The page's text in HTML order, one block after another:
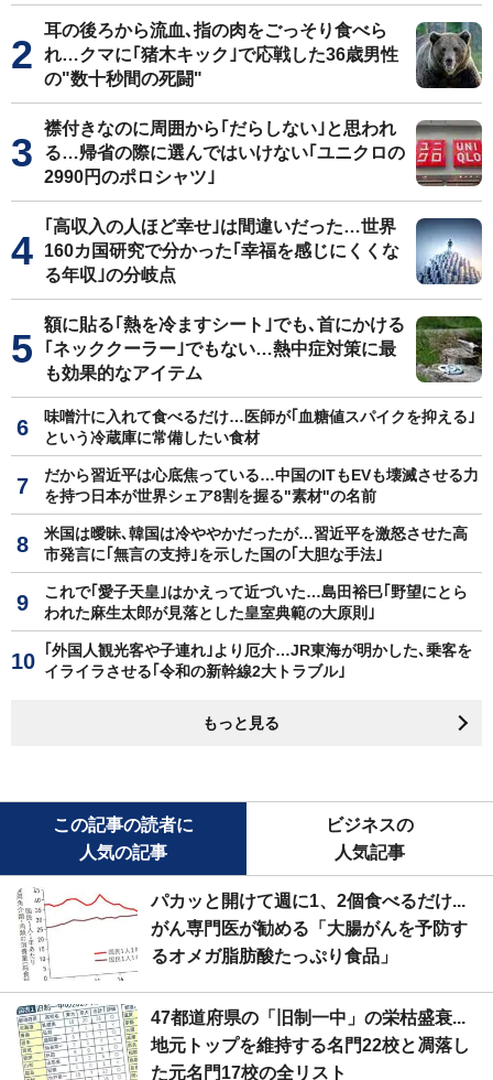
耳の後ろから流血､指の肉をごっそり食べら
れ…クマに｢猪木キック｣で応戦した36歳男性
の"数十秒間の死闘"
襟付きなのに周囲から｢だらしない｣と思われ
る…帰省の際に選んではいけない｢ユニクロの
2990円のポロシャツ｣
｢高収入の人ほど幸せ｣は間違いだった…世界
160カ国研究で分かった｢幸福を感じにくくな
る年収｣の分岐点
額に貼る｢熱を冷ますシート｣でも､首にかける
｢ネッククーラー｣でもない…熱中症対策に最
も効果的なアイテム
味噌汁に入れて食べるだけ…医師が｢血糖値スパイクを抑える｣
という冷蔵庫に常備したい食材
だから習近平は心底焦っている…中国のITもEVも壊滅させる力
を持つ日本が世界シェア8割を握る"素材"の名前
米国は曖昧､韓国は冷ややかだったが…習近平を激怒させた高
市発言に｢無言の支持｣を示した国の｢大胆な手法｣
これで｢愛子天皇｣はかえって近づいた…島田裕巳｢野望にとら
われた麻生太郎が見落とした皇室典範の大原則｣
｢外国人観光客や子連れ｣より厄介…JR東海が明かした､乗客を
イライラさせる｢令和の新幹線2大トラブル｣
もっと見る
この記事の読者に
人気の記事
ビジネスの
人気記事
パカッと開けて週に1、2個食べるだけ...
がん専門医が勧める「大腸がんを予防す
るオメガ脂肪酸たっぷり食品」
47都道府県の「旧制一中」の栄枯盛衰...
地元トップを維持する名門22校と凋落し
た元名門17校の全リスト